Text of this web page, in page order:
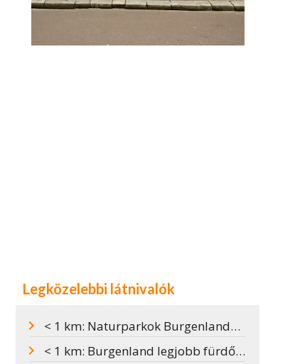
Legközelebbi látnivalók
< 1 km: Naturparkok Burgenlandban
< 1 km: Burgenland legjobb fürdőtavai